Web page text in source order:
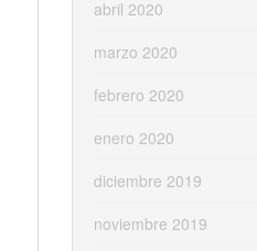
abril 2020
marzo 2020
febrero 2020
enero 2020
diciembre 2019
noviembre 2019